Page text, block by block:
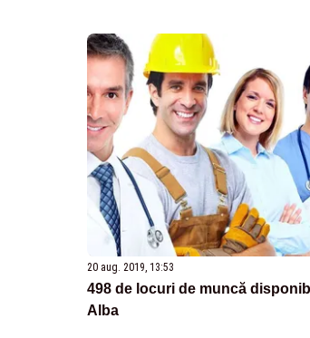
20 aug. 2019, 13:53
498 de locuri de muncă
Alba